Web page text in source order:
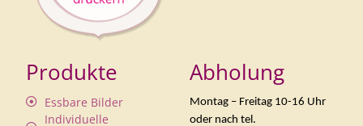
Produkte
Essbare Bilder
Individuelle
Abholung
Montag – Freitag 10-16 Uhr
oder nach tel.